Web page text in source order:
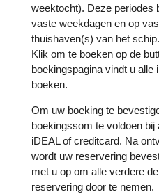
weektocht). Deze periodes
vaste weekdagen en op
thuishaven(s) van het schip.
Klik om te boeken op de
boekingspagina vindt u alle
boeken.
Om uw boeking te
boekingssom te voldoen
iDEAL of creditcard. Na
wordt uw reservering
met u op om alle verdere
reservering door te nemen.